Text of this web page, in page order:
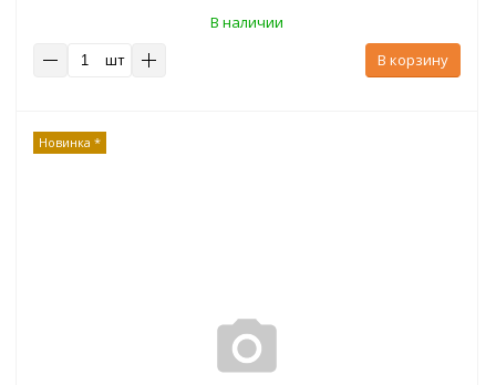
В наличии
шт
В корзину
Новинка *